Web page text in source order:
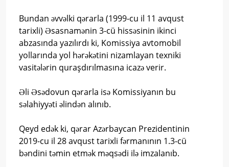
Bundan əvvəlki qərarla (1999-cu il 11 avqust
tarixli) Əsasnamənin 3-cü hissəsinin ikinci
abzasında yazılırdı ki, Komissiya avtomobil
yollarında yol hərəkətini nizamlayan texniki
vasitələrin quraşdırılmasına icazə verir.
Əli Əsədovun qərarla isə Komissiyanın bu
səlahiyyəti əlindən alınıb.
Qeyd edək ki, qərar Azərbaycan Prezidentinin
2019-cu il 28 avqust tarixli fərmanının 1.3-cü
bəndini təmin etmək məqsədi ilə imzalanıb.